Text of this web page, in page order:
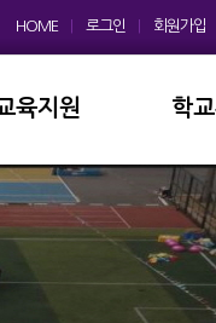
HOME 로그인 회원가입
육지원
사회
교운영위원회
부모회
학
학교
홍보
보도
디